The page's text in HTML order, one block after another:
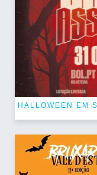
HALLOWEEN EM